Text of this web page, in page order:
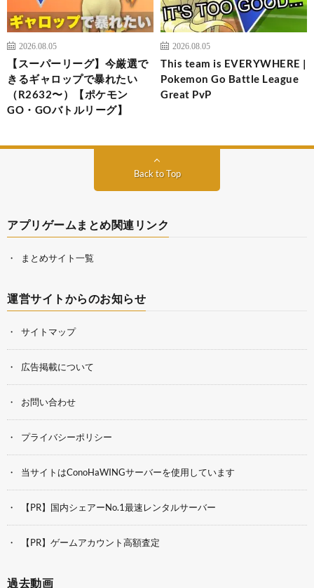
2026.08.05
【スーパーリーグ】今厳選で
きるギャロップで暴れたい
（R2632〜）【ポケモン
GO・GOバトルリーグ】
2026.08.05
This team is EVERYWHERE |
Pokemon Go Battle League
Great PvP
Back to Top
アプリゲームまとめ関連リンク
まとめサイト一覧
運営サイトからのお知らせ
サイトマップ
広告掲載について
お問い合わせ
プライバシーポリシー
当サイトはConoHaWINGサーバーを使用しています
【PR】国内シェアーNo.1最速レンタルサーバー
【PR】ゲームアカウント高額査定
過去動画